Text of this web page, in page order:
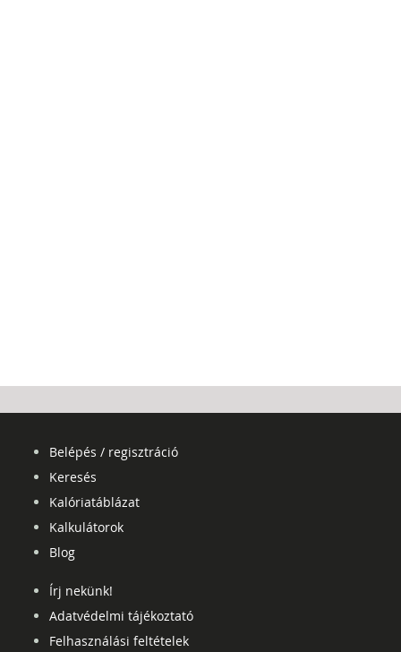
Belépés / regisztráció
Keresés
Kalóriatáblázat
Kalkulátorok
Blog
Írj nekünk!
Adatvédelmi tájékoztató
Felhasználási feltételek